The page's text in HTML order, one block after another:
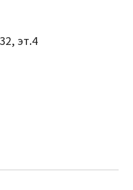
эт.4